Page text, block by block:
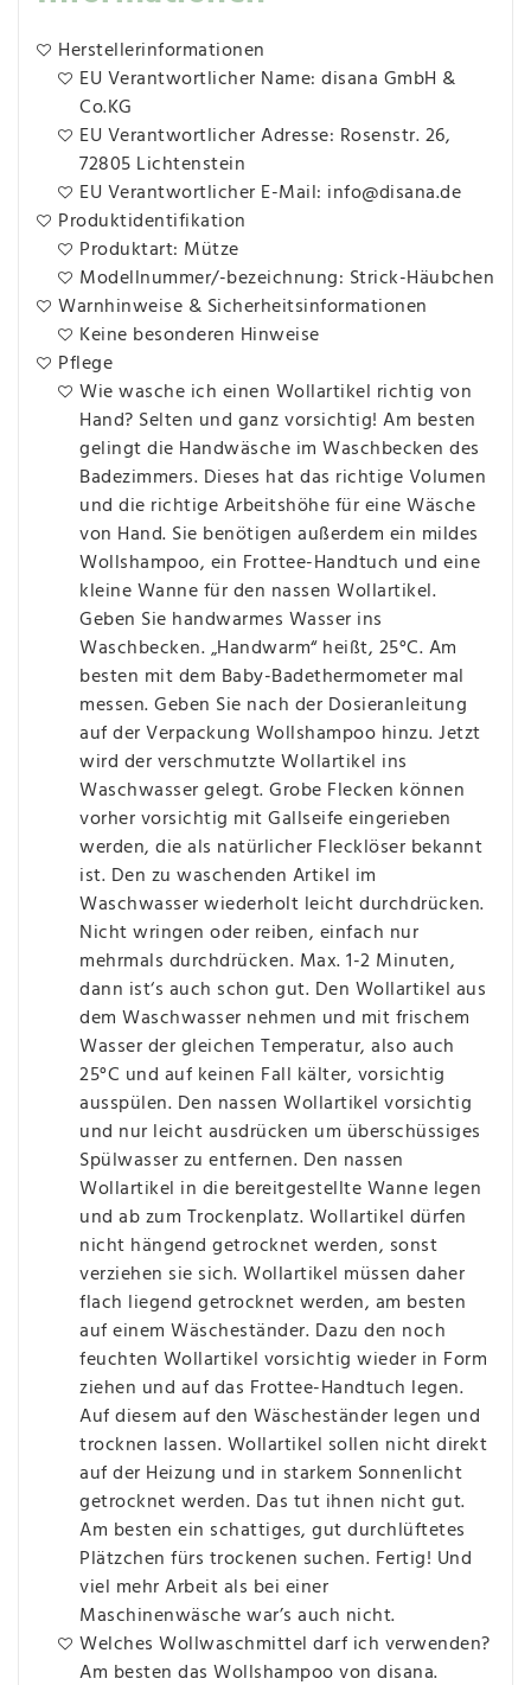
Herstellerinformationen
EU Verantwortlicher Name: disana GmbH &
Co.KG
EU Verantwortlicher Adresse: Rosenstr. 26,
72805 Lichtenstein
EU Verantwortlicher E-Mail: info@disana.de
Produktidentifikation
Produktart: Mütze
Modellnummer/-bezeichnung: Strick-Häubchen
Warnhinweise & Sicherheitsinformationen
Keine besonderen Hinweise
Pflege
Wie wasche ich einen Wollartikel richtig von
Hand? Selten und ganz vorsichtig! Am besten
gelingt die Handwäsche im Waschbecken des
Badezimmers. Dieses hat das richtige Volumen
und die richtige Arbeitshöhe für eine Wäsche
von Hand. Sie benötigen außerdem ein mildes
Wollshampoo, ein Frottee-Handtuch und eine
kleine Wanne für den nassen Wollartikel.
Geben Sie handwarmes Wasser ins
Waschbecken. „Handwarm“ heißt, 25°C. Am
besten mit dem Baby-Badethermometer mal
messen. Geben Sie nach der Dosieranleitung
auf der Verpackung Wollshampoo hinzu. Jetzt
wird der verschmutzte Wollartikel ins
Waschwasser gelegt. Grobe Flecken können
vorher vorsichtig mit Gallseife eingerieben
werden, die als natürlicher Flecklöser bekannt
ist. Den zu waschenden Artikel im
Waschwasser wiederholt leicht durchdrücken.
Nicht wringen oder reiben, einfach nur
mehrmals durchdrücken. Max. 1-2 Minuten,
dann ist‘s auch schon gut. Den Wollartikel aus
dem Waschwasser nehmen und mit frischem
Wasser der gleichen Temperatur, also auch
25°C und auf keinen Fall kälter, vorsichtig
ausspülen. Den nassen Wollartikel vorsichtig
und nur leicht ausdrücken um überschüssiges
Spülwasser zu entfernen. Den nassen
Wollartikel in die bereitgestellte Wanne legen
und ab zum Trockenplatz. Wollartikel dürfen
nicht hängend getrocknet werden, sonst
verziehen sie sich. Wollartikel müssen daher
flach liegend getrocknet werden, am besten
auf einem Wäscheständer. Dazu den noch
feuchten Wollartikel vorsichtig wieder in Form
ziehen und auf das Frottee-Handtuch legen.
Auf diesem auf den Wäscheständer legen und
trocknen lassen. Wollartikel sollen nicht direkt
auf der Heizung und in starkem Sonnenlicht
getrocknet werden. Das tut ihnen nicht gut.
Am besten ein schattiges, gut durchlüftetes
Plätzchen fürs trockenen suchen. Fertig! Und
viel mehr Arbeit als bei einer
Maschinenwäsche war’s auch nicht.
Welches Wollwaschmittel darf ich verwenden?
Am besten das Wollshampoo von disana.